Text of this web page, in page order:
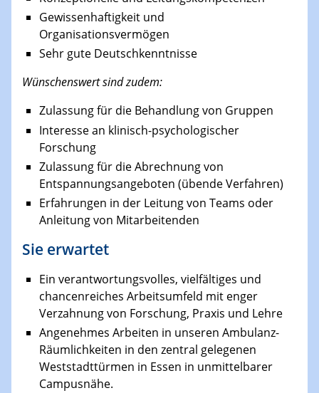
Gewissenhaftigkeit und
Organisationsvermögen
Sehr gute Deutschkenntnisse
Wünschenswert sind zudem:
Zulassung für die Behandlung von Gruppen
Interesse an klinisch-psychologischer
Forschung
Zulassung für die Abrechnung von
Entspannungsangeboten (übende Verfahren)
Erfahrungen in der Leitung von Teams oder
Anleitung von Mitarbeitenden
Sie erwartet
Ein verantwortungsvolles, vielfältiges und
chancenreiches Arbeitsumfeld mit enger
Verzahnung von Forschung, Praxis und Lehre
Angenehmes Arbeiten in unseren Ambulanz-
Räumlichkeiten in den zentral gelegenen
Weststadttürmen in Essen in unmittelbarer
Campusnähe.